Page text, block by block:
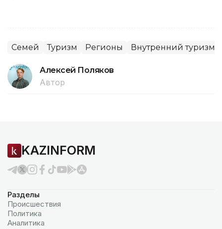
Семей Туризм Регионы Внутренний туризм
Алексей Поляков
Автор
KAZINFORM
Разделы
Происшествия
Политика
Аналитика